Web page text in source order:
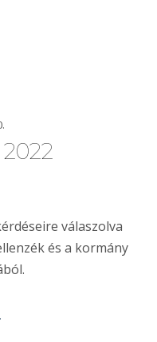
válaszolva
és a kormány